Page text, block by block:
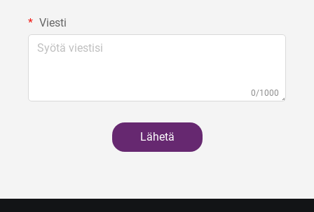
Viesti
0/1000
Lähetä